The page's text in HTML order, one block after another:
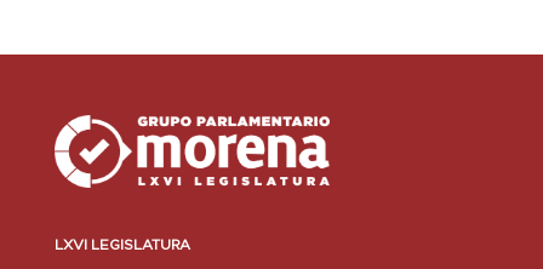
LXVI LEGISLATURA